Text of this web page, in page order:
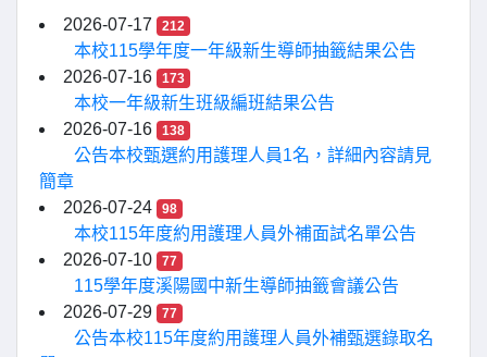
2026-07-17 212
本校115學年度一年級新生導師抽籤結果公告
2026-07-16
173
本校一年級新生班級編班結果公告
2026-07-16
138
公告本校甄選約用護理人員1名，詳細內容請見
簡章
2026-07-24
98
本校115年度約用護理人員外補面試名單公告
2026-07-10
77
115學年度溪陽國中新生導師抽籤會議公告
2026-07-29
77
公告本校115年度約用護理人員外補甄選錄取名